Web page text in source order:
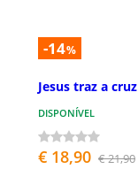
-14%
Jesus traz a
DISPONÍVEL
€ 18,90 € 21,90